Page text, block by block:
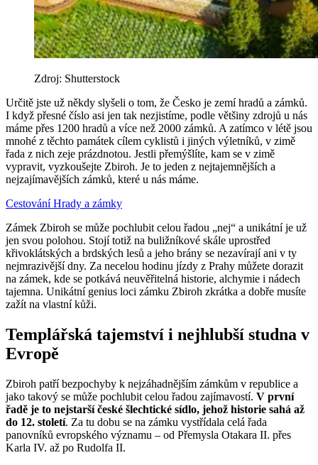
Zdroj: Shutterstock
Určitě jste už někdy slyšeli o tom, že Česko je zemí hradů a zámků.
I když přesné číslo asi jen tak nezjistíme, podle většiny zdrojů u nás
máme přes 1200 hradů a více než 2000 zámků. A zatímco v létě jsou
mnohé z těchto památek cílem cyklistů i jiných výletníků, v zimě
řada z nich zeje prázdnotou. Jestli přemýšlíte, kam se v zimě
vypravit, vyzkoušejte Zbiroh. Je to jeden z nejtajemnějších a
nejzajímavějších zámků, které u nás máme.
CestováníHrady a zámky
Zámek Zbiroh se může pochlubit celou řadou „nej“ a unikátní je už
jen svou polohou. Stojí totiž na buližníkové skále uprostřed
křivoklátských a brdských lesů a jeho brány se nezavírají ani v ty
nejmrazivější dny. Za necelou hodinu jízdy z Prahy můžete dorazit
na zámek, kde se potkává neuvěřitelná historie, alchymie i nádech
tajemna. Unikátní genius loci zámku Zbiroh zkrátka a dobře musíte
zažít na vlastní kůži.
Templářská tajemství i nejhlubší studna v
Evropě
Zbiroh patří bezpochyby k nejzáhadnějším zámkům v republice a
jako takový se může pochlubit celou řadou zajímavostí. V první
řadě je to nejstarší české šlechtické sídlo, jehož historie sahá až
do 12. století. Za tu dobu se na zámku vystřídala celá řada
panovníků evropského významu – od Přemysla Otakara II. přes
Karla IV. až po Rudolfa II.